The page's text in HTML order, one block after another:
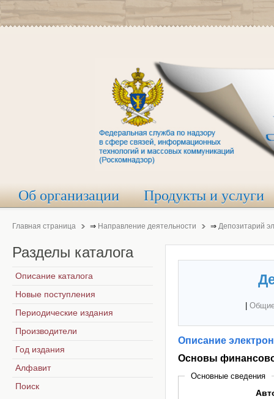
Об организации Продукты и услуги
Главная страница ⇒ Направление деятельности ⇒ Депозитарий
Описание
Основы
Основные сведения
Разделы каталога
Описание каталога
Новые поступления
Периодические издания
Производители
Год издания
Алфавит
Поиск